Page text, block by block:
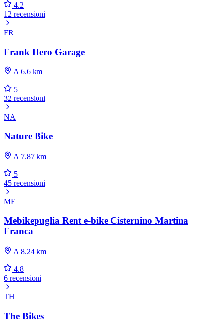
4.2
12 recensioni
FR
Frank Hero Garage
A 6.6 km
5
32 recensioni
NA
Nature Bike
A 7.87 km
5
45 recensioni
ME
Mebikepuglia Rent e-bike Cisternino Martina
Franca
A 8.24 km
4.8
6 recensioni
TH
The Bikes